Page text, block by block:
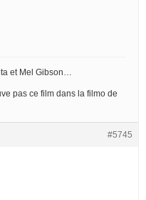
et Mel Gibson…
pas ce film dans la filmo de
#5745